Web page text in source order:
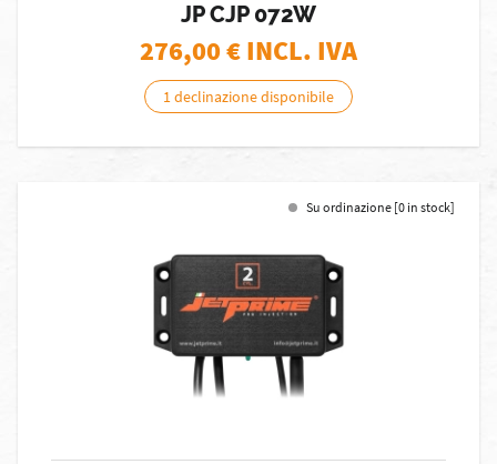
JP CJP 072W
276,00€ INCL. IVA
1 declinazione disponibile
Su ordinazione [0 in stock]